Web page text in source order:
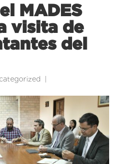
MADES
visita de
del